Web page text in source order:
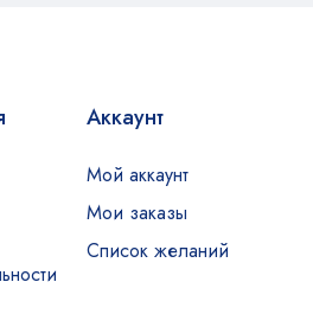
Аккаунт
Мой аккаунт
Мои заказы
Список желаний